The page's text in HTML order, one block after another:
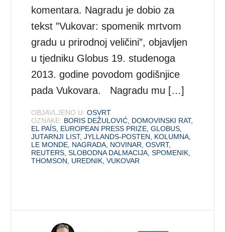
komentara. Nagradu je dobio za
tekst ”Vukovar: spomenik mrtvom
gradu u prirodnoj veličini”, objavljen
u tjedniku Globus 19. studenoga
2013. godine povodom godišnjice
pada Vukovara. Nagradu mu […]
OBJAVLJENO U: OSVRT
OZNAKE: BORIS DEŽULOVIĆ DOMOVINSKI RAT,
EL PAÍS EUROPEAN PRESS PRIZE ,GLOBUS
JUTARNJI LIST,JYLLANDS-POSTEN KOLUMNA
LE MONDE NAGRADA NOVINAR ,OSVRT,
REUTERS ,SLOBODNA DALMACIJA ,SPOMENIK
THOMSON
UREDNIK ,VUKOVAR